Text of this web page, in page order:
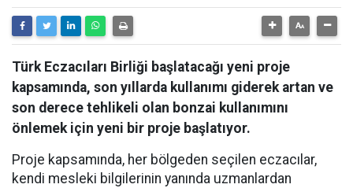
Türk Eczacıları Birliği başlatacağı yeni proje
kapsamında, son yıllarda kullanımı giderek artan ve
son derece tehlikeli olan bonzai kullanımını
önlemek için yeni bir proje başlatıyor.
Proje kapsamında, her bölgeden seçilen eczacılar,
kendi mesleki bilgilerinin yanında uzmanlardan